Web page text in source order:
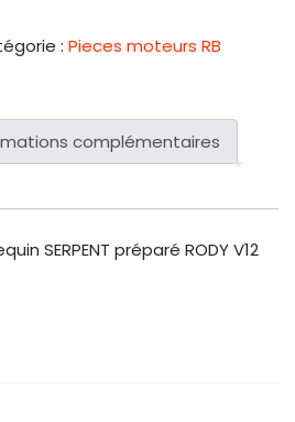
: Pieces moteurs RB
complémentaires
SERPENT préparé RODY V12